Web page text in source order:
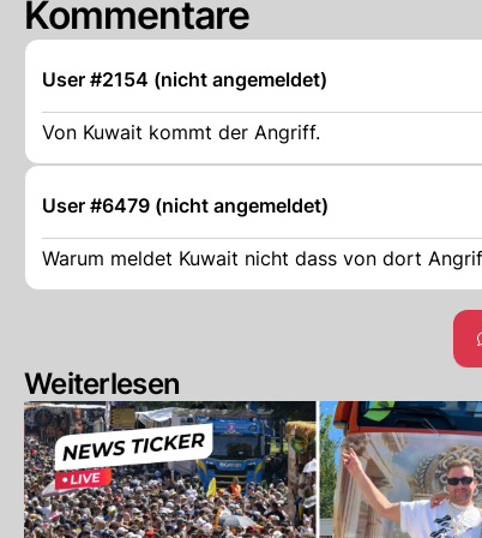
Kommentare
User #2154 (nicht angemeldet)
Von Kuwait kommt der Angriff.
User #6479 (nicht angemeldet)
Warum meldet Kuwait nicht dass von dort
Weiterlesen